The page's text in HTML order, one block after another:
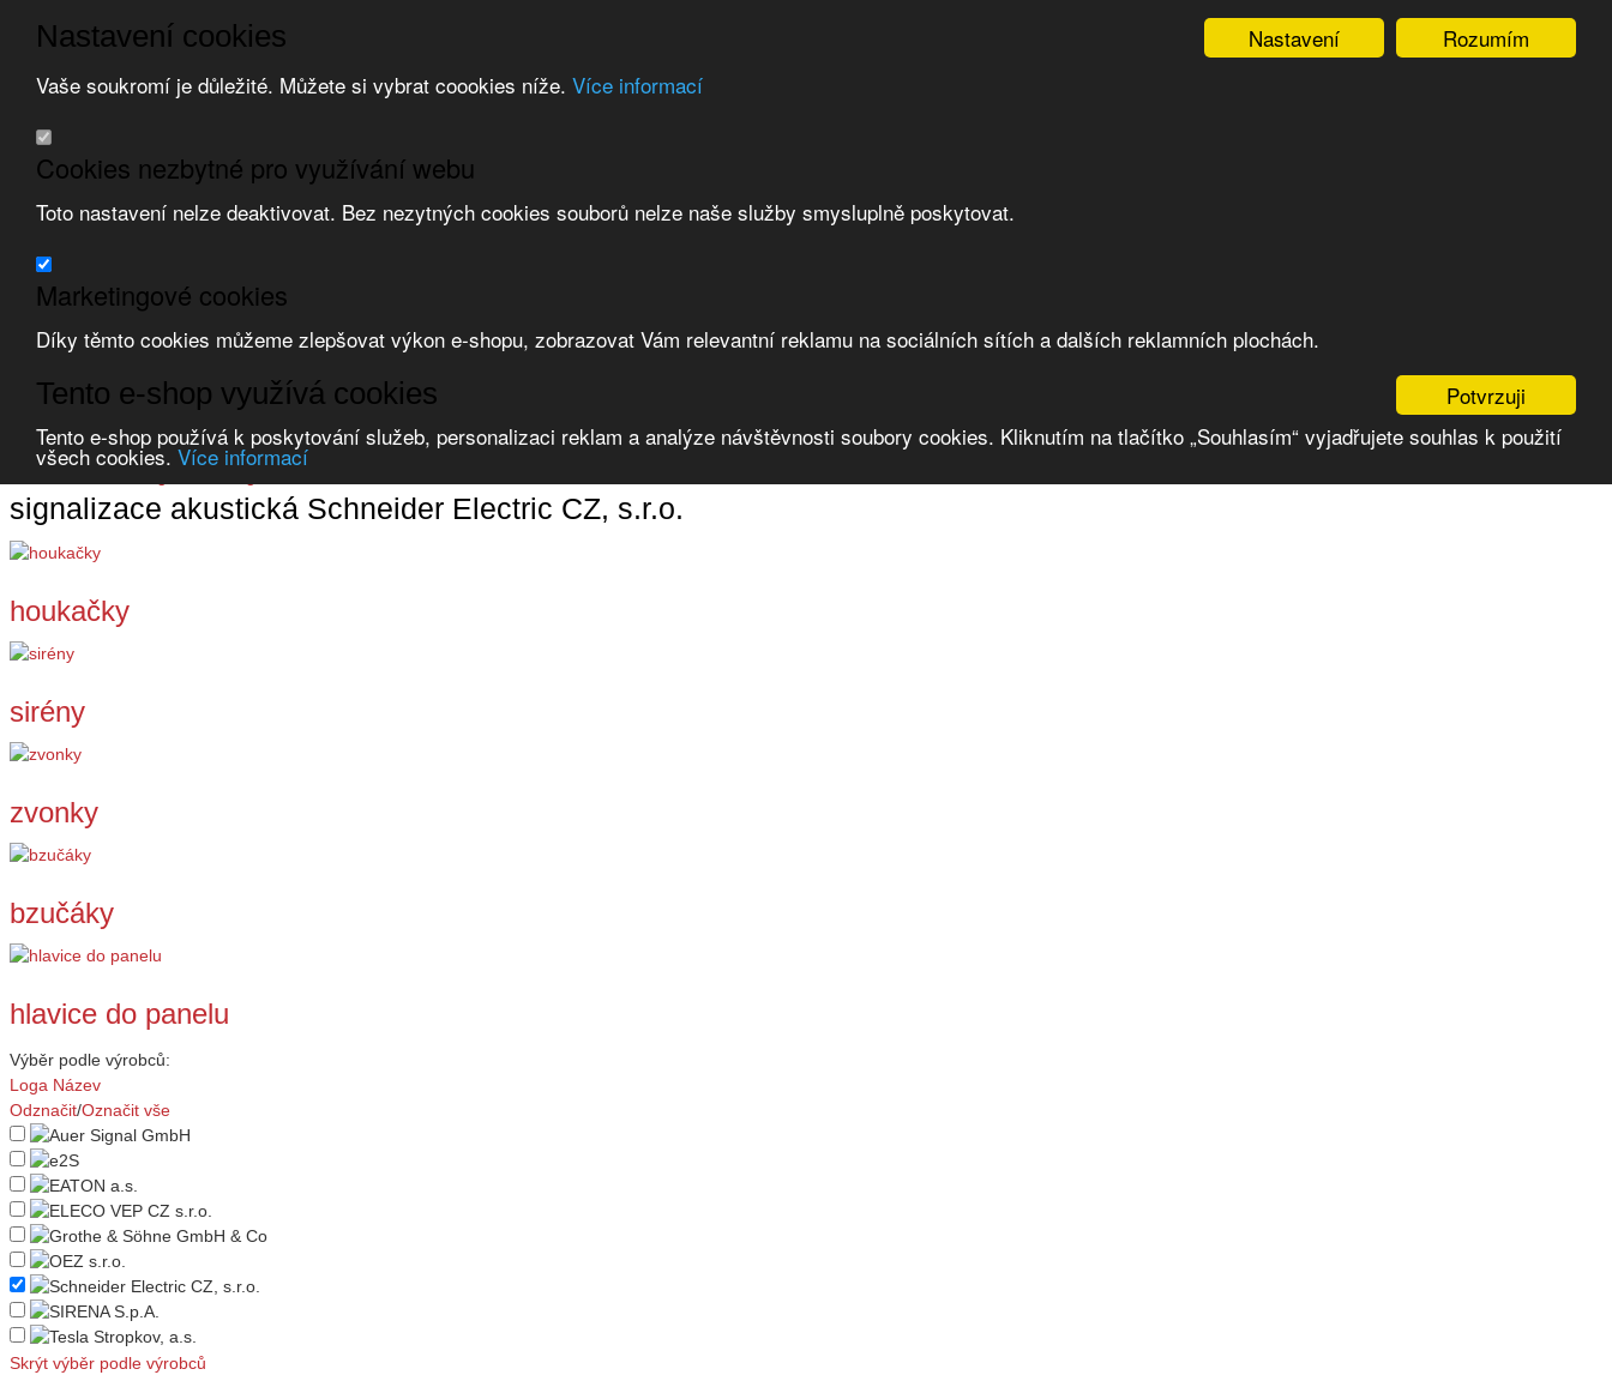
Rozumím
Nastavení
Nastavení cookies
Vaše soukromí je důležité. Můžete si vybrat coookies níže. Více informací
Cookies nezbytné pro využívání webu
Toto nastavení nelze deaktivovat. Bez nezytných cookies souborů nelze naše služby smysluplně poskytovat.
Marketingové cookies
Díky těmto cookies můžeme zlepšovat výkon e-shopu, zobrazovat Vám relevantní reklamu na sociálních sítích a dalších reklamních plochách.
Potvrzuji
Tento e-shop využívá cookies
Tento e-shop používá k poskytování služeb, personalizaci reklam a analýze návštěvnosti soubory cookies. Kliknutím na tlačítko „Souhlasím“ vyjadřujete souhlas k použití
všech cookies. Více informací
Přeskočit na hlavní obsah Přeskočit na doplňující obsah
Obchodní podmínky
Registrace
Zvolte měnu:
Přihlásit uživatele
Porovnat produkty 0
signalizace akustická Schneider Electric CZ, s.r.o.
houkačky
sirény
zvonky
bzučáky
hlavice do panelu
Výběr podle výrobců:
Loga Název
Odznačit/Označit vše
Skrýt výběr podle výrobců